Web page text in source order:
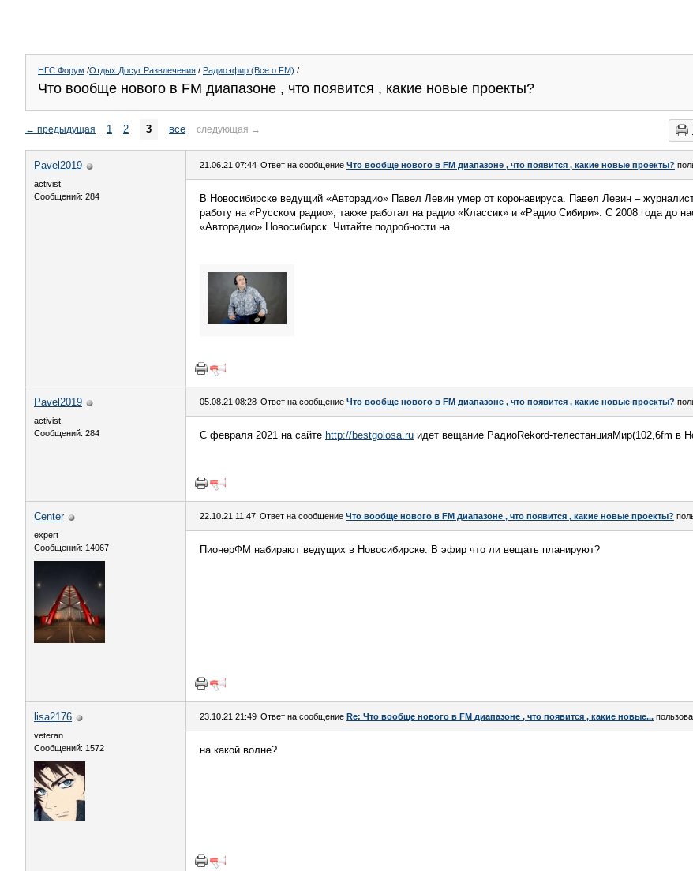
НГС.Форум /Отдых Досуг Развлечения / Радиоэфир (Все о FM) /
Что вообще нового в FM диапазоне , что появится , какие новые проекты?
← предыдущая 1 2 3 все следующая →
Pavel2019
activist
Сообщений: 284
21.06.21 07:44 Ответ на сообщение Что вообще нового в FM диапазоне , что появится , какие новые проекты?
В Новосибирске ведущий «Авторадио» Павел Левин умер от коронавируса. Павел Левин –
работу на «Русском радио», также работал на радио «Классик» и «Радио Сибири». С 2008 года до
«Авторадио» Новосибирск. Читайте подробности на
Pavel2019
activist
Сообщений: 284
05.08.21 08:28 Ответ на сообщение Что вообще нового в FM диапазоне , что появится , какие новые проекты?
С февраля 2021 на сайте http://bestgolosa.ru идет вещание РадиоRekord-телестанцияМир(102,6fm в
Center
expert
Сообщений: 14067
22.10.21 11:47 Ответ на сообщение Что вообще нового в FM диапазоне , что появится , какие новые проекты?
ПионерФМ набирают ведущих в Новосибирске. В эфир что ли вещать планируют?
lisa2176
veteran
Сообщений: 1572
23.10.21 21:49 Ответ на сообщение Re: Что вообще нового в FM диапазоне , что появится , какие новые...
на какой волне?